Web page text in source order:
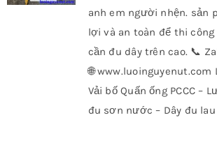
anh em người nhện. sản
lợi và an toàn để thi
cần đu dây trên cao. 📞
🌐 www.luoinguyenut.com
Vải bố Quấn ống PCCC –
đu sơn nước – Dây đu